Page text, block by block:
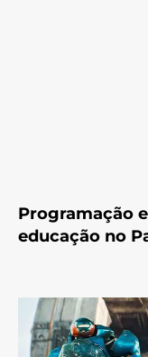
Programação
educação no